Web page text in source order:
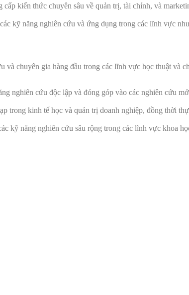
kiến thức chuyên sâu về quản trị, tài chính, và
kỹ năng nghiên cứu và ứng dụng trong các lĩnh vực
chuyên gia hàng đầu trong các lĩnh vực học thuật và
nghiên cứu độc lập và đóng góp vào các nghiên cứu
trong kinh tế học và quản trị doanh nghiệp, đồng thời
kỹ năng nghiên cứu sâu rộng trong các lĩnh vực khoa